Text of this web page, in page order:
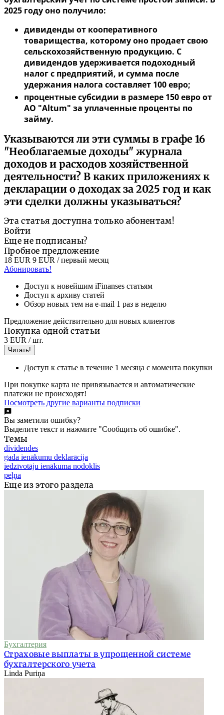
2025 году оно получило:
дивиденды от кооперативного
товарищества, которому оно продает свою
сельскохозяйственную продукцию. С
дивидендов удерживается подоходный
налог с предприятий, и сумма после
удержания налога составляет 100 евро;
процентные субсидии в размере 150 евро от
АО "Altum" за уплаченные проценты по
займу.
Указываются ли эти суммы в графе 16
"Необлагаемые доходы" журнала
доходов и расходов хозяйственной
деятельности? В каких приложениях к
декларации о доходах за 2025 год и как
эти сделки должны указываться?
Эта статья доступна только абонентам!
Войти
Еще не подписаны?
Пробное предложение
18 EUR 9 EUR / первый месяц
Абонировать!
Доступ к новейшим iFinanses статьям
Доступ к архиву статей
Обзор новых тем на e-mail 1 раз в неделю
Предложение действительно для новых клиентов
Покупка одной статьи
3 EUR / шт.
Читать!
Доступ к статье в течение 1 месяца с момента покупки
При покупке карта не привязывается и автоматические
платежи не происходят!
Посмотреть другие варианты подписки
Вы заметили ошибку?
Выделите текст и нажмите "Сообщить об ошибке".
Темы
dividendes
gada ienākumu deklarācija
iedzīvotāju ienākuma nodoklis
peļņa
Еще из этого раздела
Бухгалтерия
Страховые выплаты в упрощенной системе
бухгалтерского учета
Linda Puriņa